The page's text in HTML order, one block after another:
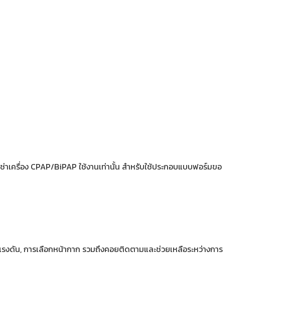
เครื่อง CPAP/BiPAP ใช้งานเท่านั้น สำหรับใช้ประกอบแบบฟอร์มขอ
ดัน, การเลือกหน้ากาก รวมถึงคอยติดตามและช่วยเหลือระหว่างการ